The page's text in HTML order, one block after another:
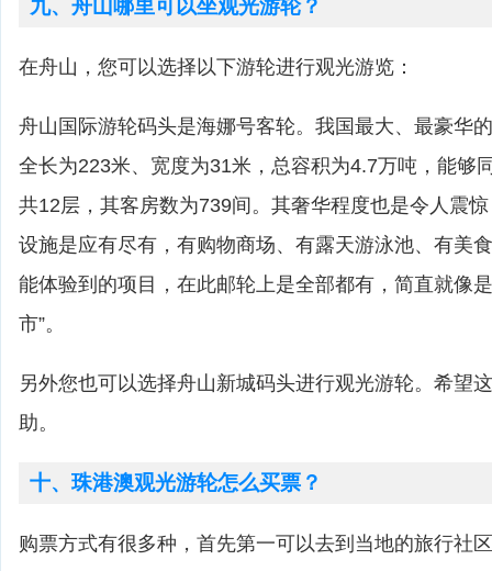
九、舟山哪里可以坐观光游轮？
在舟山，您可以选择以下游轮进行观光游览：
舟山国际游轮码头是海娜号客轮。我国最大、最豪华
全长为223米、宽度为31米，总容积为4.7万吨，能够
共12层，其客房数为739间。其奢华程度也是令人震
设施是应有尽有，有购物商场、有露天游泳池、有美
能体验到的项目，在此邮轮上是全部都有，简直就像
市”。
另外您也可以选择舟山新城码头进行观光游轮。希望
助。
十、珠港澳观光游轮怎么买票？
购票方式有很多种，首先第一可以去到当地的旅行社